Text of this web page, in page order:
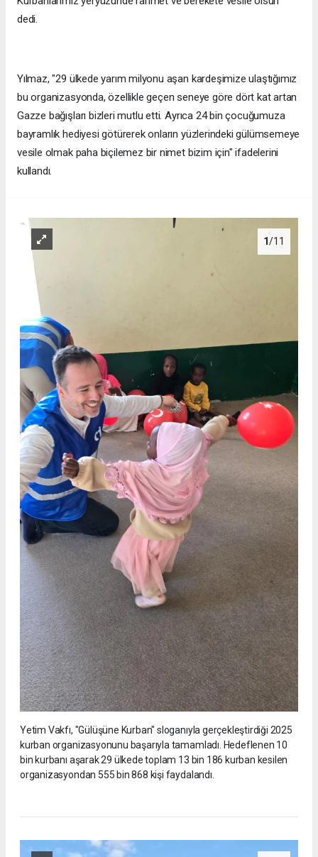
dedi.
Yılmaz, "29 ülkede yarım milyonu aşan kardeşimize ulaştığımız
bu organizasyonda, özellikle geçen seneye göre dört kat artan
Gazze bağışları bizleri mutlu etti. Ayrıca 24 bin çocuğumuza
bayramlık hediyesi götürerek onların yüzlerindeki gülümsemeye
vesile olmak paha biçilemez bir nimet bizim için" ifadelerini
kullandı.
1/11
Yetim Vakfı, "Gülüşüne Kurban" sloganıyla gerçekleştirdiği 2025
kurban organizasyonunu başarıyla tamamladı. Hedeflenen 10
bin kurbanı aşarak 29 ülkede toplam 13 bin 186 kurban kesilen
organizasyondan 555 bin 868 kişi faydalandı.